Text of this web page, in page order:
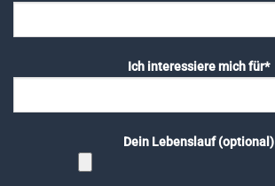
Ich interessiere mich für*
Dein Lebenslauf (optional)